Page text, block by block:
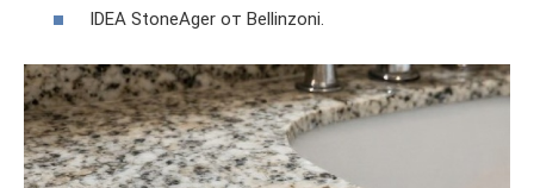
IDEA StoneAger от Bellinzoni.